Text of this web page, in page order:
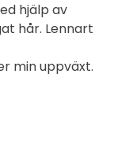
hjälp av
hår. Lennart
min uppväxt.